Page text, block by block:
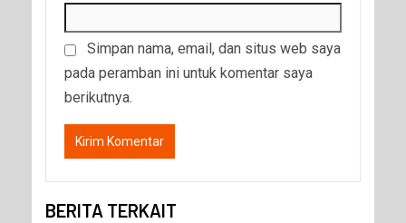
Simpan nama, email, dan situs web saya
pada peramban ini untuk komentar saya
berikutnya.
BERITA TERKAIT